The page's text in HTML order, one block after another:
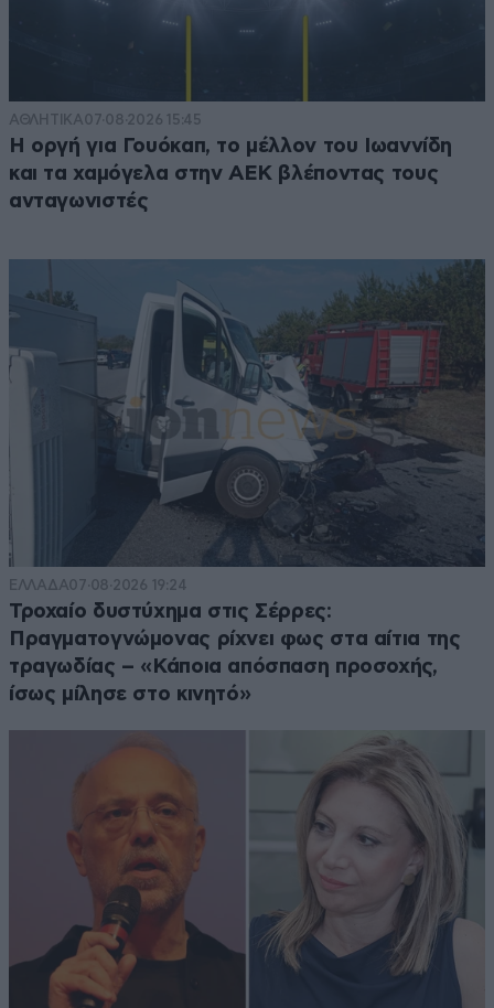
ΑΘΛΗΤΙΚΑ07·08·2026 15:45
Η οργή για Γουόκαπ, το μέλλον του Ιωαννίδη
και τα χαμόγελα στην ΑΕΚ βλέποντας τους
ανταγωνιστές
ΕΛΛΑΔΑ07·08·2026 19:24
Τροχαίο δυστύχημα στις Σέρρες:
Πραγματογνώμονας ρίχνει φως στα αίτια της
τραγωδίας – «Κάποια απόσπαση προσοχής,
ίσως μίλησε στο κινητό»